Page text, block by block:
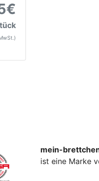
mein-
ist eine Marke